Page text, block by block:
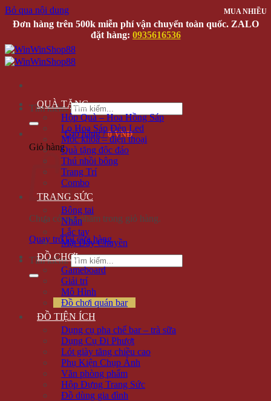
Bỏ qua nội dung
Đơn hàng trên 500k miễn phí vận chuyển toàn quốc. ZALO
đặt hàng: 0935616536
Tìm kiếm:
Giỏ hàng /0 VNĐ
Giỏ hàng
Chưa có sản phẩm trong giỏ hàng.
Quay trở lại cửa hàng
Tìm kiếm:
QUÀ TẶNG
Hộp Quà – Hoa Hồng Sáp
Lọ Hoa Sáp Đèn Led
Móc khóa – điện thoại
Quà tặng độc đáo
Thú nhồi bông
Trang Trí
Combo
TRANG SỨC
Bông tai
Nhẫn
Lắc tay
Mặt Dây Chuyền
ĐỒ CHƠI
Gameboard
Giải trí
Mô Hình
Đồ chơi quán bar
ĐỒ TIỆN ÍCH
Dụng cụ pha chế bar – trà sữa
Dụng Cụ Đi Phượt
Lót giày tăng chiều cao
Phụ Kiện Chụp Ảnh
Văn phòng phẩm
Hộp Đựng Trang Sức
Đồ dùng gia đình
MUA NHIỀU